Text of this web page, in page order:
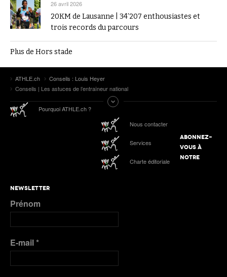
26 avril 2026
20KM de Lausanne | 34’207 enthousiastes et
trois records du parcours
Plus de Hors stade
ATHLE.ch
Conseils : Louis Heyer
Conseils | Les astuces de l’entraîneur national
Pourquoi ATHLE.ch ?
Nous contacter
Services
Charte éditoriale
ABONNEZ-
VOUS À
NOTRE
NEWSLETTER
Prénom
E-mail*